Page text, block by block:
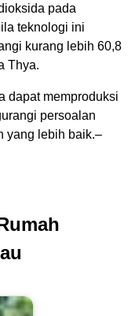
pada
teknologi ini
kurang lebih 60,8
Thya.
dapat memproduksi
persoalan
yang lebih baik.–